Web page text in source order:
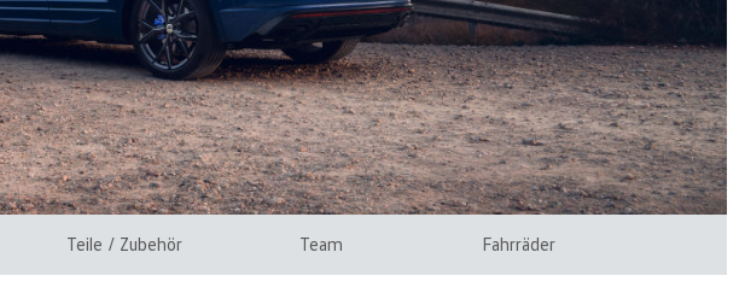
Teile / Zubehör Team Fahrräder